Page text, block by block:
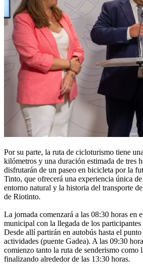
Por su parte, la ruta de cicloturismo tiene
kilómetros y una duración estimada de tres
disfrutarán de un paseo en bicicleta por la
Tinto, que ofrecerá una experiencia única
entorno natural y la historia del transporte
de Riotinto.
La jornada comenzará a las 08:30 horas en
municipal con la llegada de los
Desde allí partirán en autobús hasta el
actividades (puente Gadea). A las 09:30
comienzo tanto la ruta de senderismo como
finalizando alrededor de las 13:30 horas.